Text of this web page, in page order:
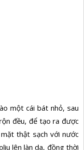
một cái bát nhỏ, sau
đều, để tạo ra được
thật sạch với nước
lên làn da, đồng thời